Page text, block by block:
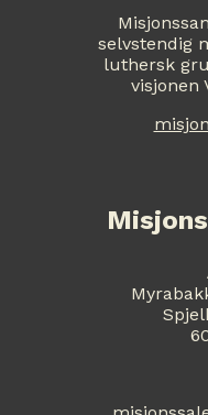
selvstendig
luthersk
visjonen